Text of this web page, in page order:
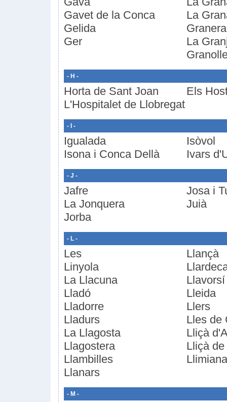
Gavet de la Conca
Gelida
Ger
La
Granera
La
- H -
Horta de Sant Joan
L'Hospitalet de Llobregat
Els
- I -
Igualada
Isona i Conca Dellà
Isòvol
Ivars
- J -
Jafre
La Jonquera
Jorba
Josa i
Juià
- L -
Les
Linyola
La Llacuna
Lladó
Lladorre
Lladurs
La Llagosta
Llagostera
Llambilles
Llanars
Llançà
Llavorsí
Lleida
Llers
Lles de
Lliçà
Lliçà de
Llimiana
- M -